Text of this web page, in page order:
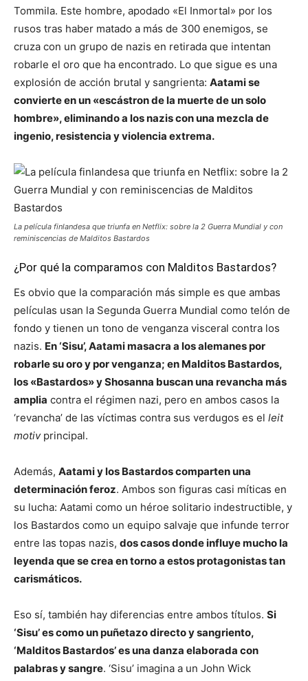
Tommila. Este hombre, apodado «El Inmortal» por los
rusos tras haber matado a más de 300 enemigos, se
cruza con un grupo de nazis en retirada que intentan
robarle el oro que ha encontrado. Lo que sigue es una
explosión de acción brutal y sangrienta: Aatami se
convierte en un «escástron de la muerte de un solo
hombre», eliminando a los nazis con una mezcla de
ingenio, resistencia y violencia extrema.
La película finlandesa que triunfa en Netflix: sobre la 2 Guerra Mundial y con
reminiscencias de Malditos Bastardos
¿Por qué la comparamos con Malditos Bastardos?
Es obvio que la comparación más simple es que ambas
películas usan la Segunda Guerra Mundial como telón de
fondo y tienen un tono de venganza visceral contra los
nazis. En ‘Sisu’, Aatami masacra a los alemanes por
robarle su oro y por venganza; en Malditos Bastardos,
los «Bastardos» y Shosanna buscan una revancha más
amplia contra el régimen nazi, pero en ambos casos la
‘revancha’ de las víctimas contra sus verdugos es el leit
motivprincipal.
Además, Aatami y los Bastardos comparten una
determinación feroz. Ambos son figuras casi míticas en
su lucha: Aatami como un héroe solitario indestructible, y
los Bastardos como un equipo salvaje que infunde terror
entre las topas nazis, dos casos donde influye mucho la
leyenda que se crea en torno a estos protagonistas tan
carismáticos.
Eso sí, también hay diferencias entre ambos títulos. Si
‘Sisu’ es como un puñetazo directo y sangriento,
‘Malditos Bastardos’ es una danza elaborada con
palabras y sangre. ‘Sisu’ imagina a un John Wick